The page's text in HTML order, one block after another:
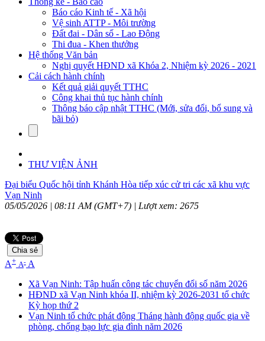
Báo cáo Kinh tế - Xã hội
Vệ sinh ATTP - Môi trường
Đất đai - Dân số - Lao Động
Thi đua - Khen thưởng
Hệ thống Văn bản
Nghị quyết HĐND xã Khóa 2, Nhiệm kỳ 2026 - 2021
Cải cách hành chính
Kết quả giải quyết TTHC
Công khai thủ tục hành chính
Thông báo cập nhật TTHC (Mới, sửa đổi, bổ sung và
bãi bỏ)
THƯ VIỆN ẢNH
Đại biểu Quốc hội tỉnh Khánh Hòa tiếp xúc cử tri các xã khu vực
Vạn Ninh
05/05/2026 | 08:11 AM (GMT+7) | Lượt xem: 2675
Chia sẻ
A+ A- A
Xã Vạn Ninh: Tập huấn công tác chuyển đổi số năm 2026
HĐND xã Vạn Ninh khóa II, nhiệm kỳ 2026-2031 tổ chức
Kỳ họp thứ 2
Vạn Ninh tổ chức phát động Tháng hành động quốc gia về
phòng, chống bạo lực gia đình năm 2026